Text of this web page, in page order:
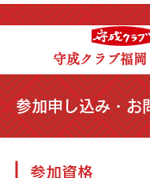
守成クラブ福岡
参加申し込み・お
参加資格